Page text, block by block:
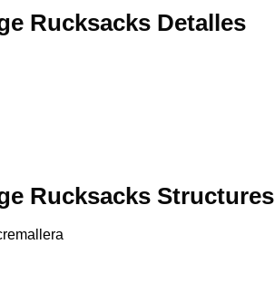
Rucksacks Detalles
Rucksacks Structures